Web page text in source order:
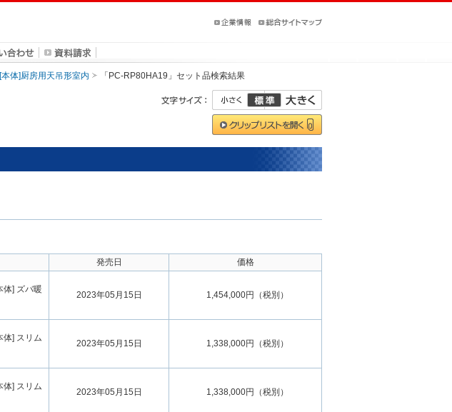
[本体]厨房用天吊形室内 「PC-RP80HA19」セット品検索結果
発売日 価格
体] ズバ暖
2023年05月15日 1,454,000円（税別）
体] スリム
2023年05月15日 1,338,000円（税別）
体] スリム
2023年05月15日 1,338,000円（税別）